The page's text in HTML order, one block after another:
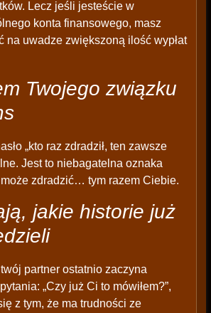
Lecz jeśli jesteście w
konta finansowego, masz
na uwadze zwiększoną ilość wypłat
Twojego związku
„kto raz zdradził, ten zawsze
Jest to niebagatelna oznaka
zdradzić… tym razem Ciebie.
jakie historie już
partner ostatnio zaczyna
„Czy już Ci to mówiłem?”,
z tym, że ma trudności ze